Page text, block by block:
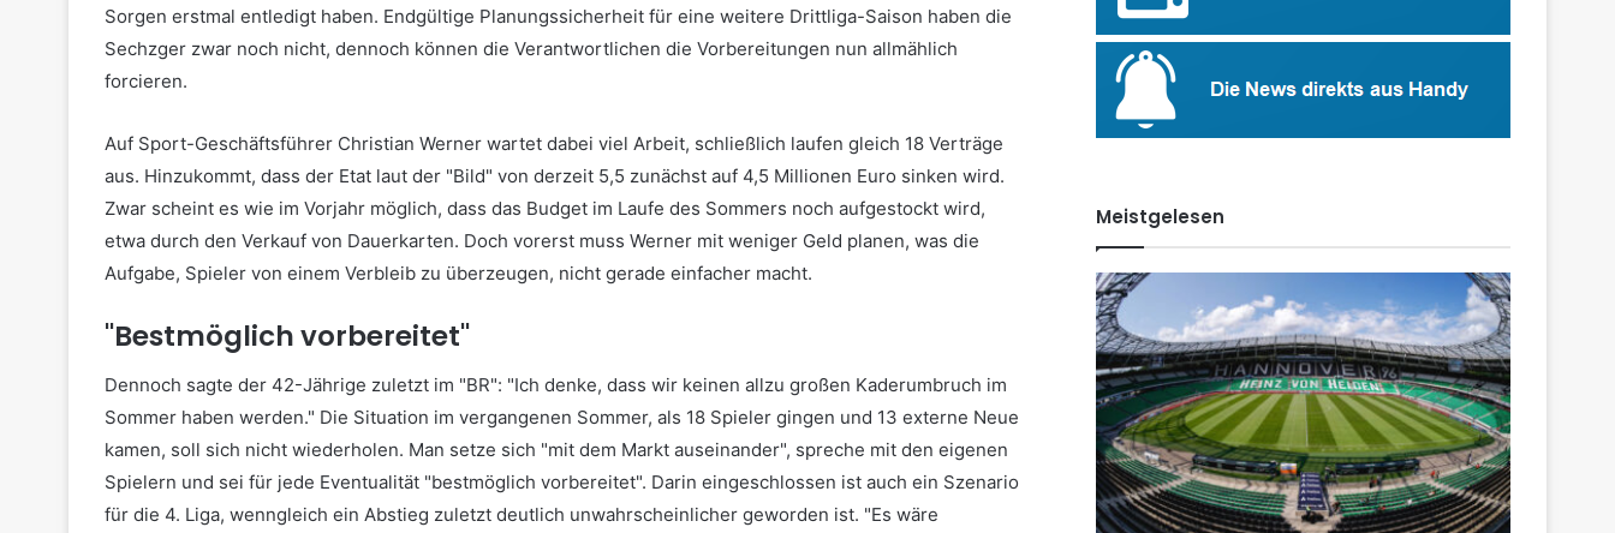
Sorgen erstmal entledigt haben. Endgültige Planungssicherheit für eine weitere Drittliga-Saison haben die
Sechzger zwar noch nicht, dennoch können die Verantwortlichen die Vorbereitungen nun allmählich
forcieren.
Auf Sport-Geschäftsführer Christian Werner wartet dabei viel Arbeit, schließlich laufen gleich 18 Verträge
aus. Hinzukommt, dass der Etat laut der "Bild" von derzeit 5,5 zunächst auf 4,5 Millionen Euro sinken wird.
Zwar scheint es wie im Vorjahr möglich, dass das Budget im Laufe des Sommers noch aufgestockt wird,
etwa durch den Verkauf von Dauerkarten. Doch vorerst muss Werner mit weniger Geld planen, was die
Aufgabe, Spieler von einem Verbleib zu überzeugen, nicht gerade einfacher macht.
"Bestmöglich vorbereitet"
Dennoch sagte der 42-Jährige zuletzt im "BR": "Ich denke, dass wir keinen allzu großen Kaderumbruch im
Sommer haben werden." Die Situation im vergangenen Sommer, als 18 Spieler gingen und 13 externe Neue
kamen, soll sich nicht wiederholen. Man setze sich "mit dem Markt auseinander", spreche mit den eigenen
Spielern und sei für jede Eventualität "bestmöglich vorbereitet". Darin eingeschlossen ist auch ein Szenario
für die 4. Liga, wenngleich ein Abstieg zuletzt deutlich unwahrscheinlicher geworden ist. "Es wäre
Meistgelesen